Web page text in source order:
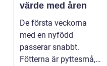
värde med åren
De första veckorna
med en nyfödd
passerar snabbt.
Fötterna är pyttesmå,